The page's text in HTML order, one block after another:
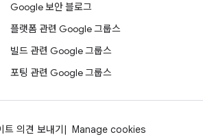
Google 보안 블로그
플랫폼 관련 Google 그룹스
빌드 관련 Google 그룹스
포팅 관련 Google 그룹스
트 의견 보내기 Manage cookies